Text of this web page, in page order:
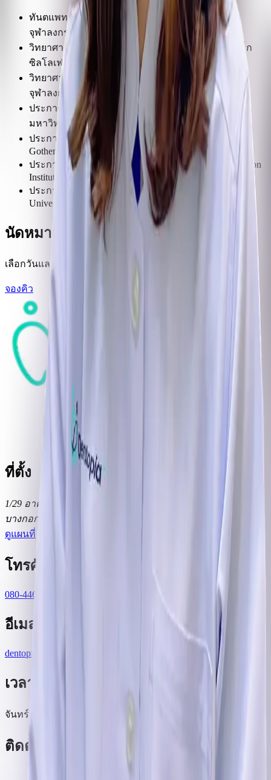
ทันตแพทยศาสตรบัณฑิต (เกียรตินิยมอันดับหนึ่ง)
จุฬาลงกรณ์มหาวิทยาลัย
วิทยาศาสตรมหาบัณฑิต (ศัลยศาสตร์ช่องปากและแม็ก
ซิลโลเฟเชียล) จุฬาลงกรณ์มหาวิทยาลัย
วิทยาศาสตรดุษฎีบัณฑิต (Dental Biomaterials Science)
จุฬาลงกรณ์มหาวิทยาลัย
ประกาศนียบัตรสาขาทันตกรรมรากเทียม จุฬาลงกรณ์
มหาวิทยาลัย
ประกาศนียบัตรการฝังรากฟันเทียมขั้นสูง University of
Gothenburg, Sweden
ประกาศนียบัตรการปลูกกระดูกขั้นสูง Urban Regeneration
Institute, Hungary
ประกาศนียบัตรการฝังรากฟันเทียมในขากรรไกรไร้ฟัน
University of Ilapeo, Brazil
นัดหมายกับทันตแพทย์ท่านนี้
เลือกวันและเวลาที่สะดวก เราจะติดต่อกลับเพื่อยืนยันนัดหมาย
จองคิว
ที่ตั้ง
1/29 อาคารเด็นโทเปีย ถนนเพชรเกษม แขวงวัดท่าพระ เขต
บางกอกใหญ่ กรุงเทพมหานคร 10600
ดูแผนที่
โทรศัพท์
080-446-3224
อีเมล
dentopia.bangkok@gmail.com
เวลาทำการ
จันทร์ ถึง อาทิตย์ 9:00–20:00 น.
ติดตามเรา